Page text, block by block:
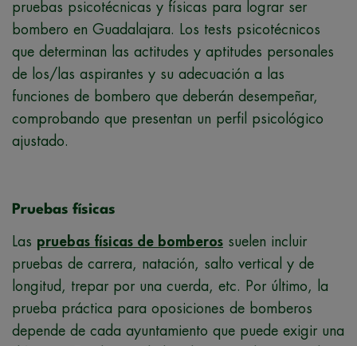
pruebas psicotécnicas y físicas para lograr ser
bombero en Guadalajara. Los tests psicotécnicos
que determinan las actitudes y aptitudes personales
de los/las aspirantes y su adecuación a las
funciones de bombero que deberán desempeñar,
comprobando que presentan un perfil psicológico
ajustado.
Pruebas físicas
Las pruebas físicas de bomberos suelen incluir
pruebas de carrera, natación, salto vertical y de
longitud, trepar por una cuerda, etc. Por último, la
prueba práctica para oposiciones de bomberos
depende de cada ayuntamiento que puede exigir una